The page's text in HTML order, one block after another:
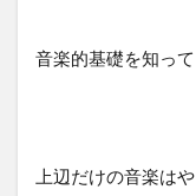
音楽的基礎を知っ
上辺だけの音楽は